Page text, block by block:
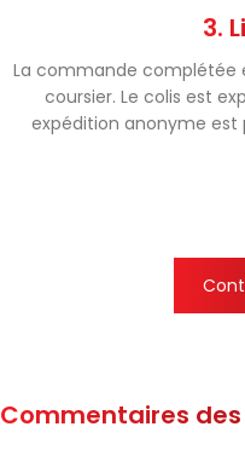
3.
La commande complétée
coursier. Le colis est
expédition anonyme est
Commentaires